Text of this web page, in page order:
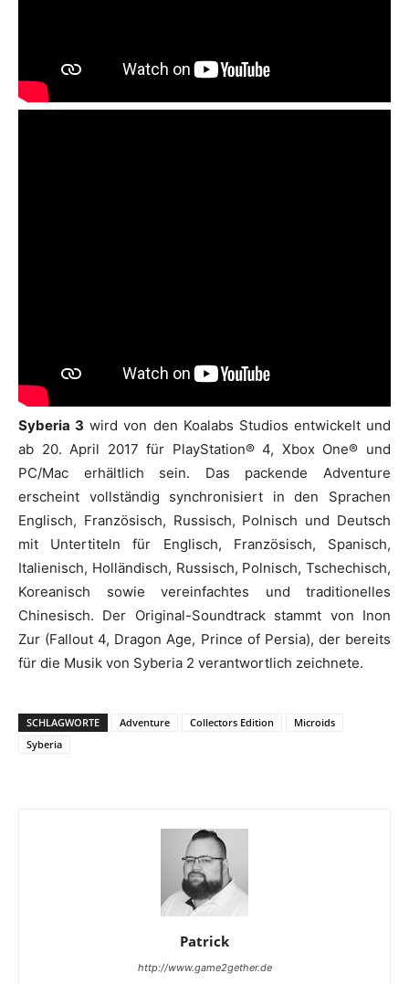
Syberia 3 wird von den Koalabs Studios entwickelt und
ab 20. April 2017 für PlayStation® 4, Xbox One® und
PC/Mac erhältlich sein. Das packende Adventure
erscheint vollständig synchronisiert in den Sprachen
Englisch, Französisch, Russisch, Polnisch und Deutsch
mit Untertiteln für Englisch, Französisch, Spanisch,
Italienisch, Holländisch, Russisch, Polnisch, Tschechisch,
Koreanisch sowie vereinfachtes und traditionelles
Chinesisch. Der Original-Soundtrack stammt von Inon
Zur (Fallout 4, Dragon Age, Prince of Persia), der bereits
für die Musik von Syberia 2 verantwortlich zeichnete.
SCHLAGWORTE Adventure Collectors Edition
Microids
Syberia
Patrick
http://www.game2gether.de